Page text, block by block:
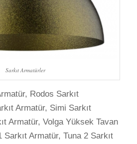
Sarkıt Armatürler
Rodos Sarkıt
Armatür, Simi Sarkıt
Armatür, Volga Yüksek Tavan
Armatür, Tuna 2 Sarkıt